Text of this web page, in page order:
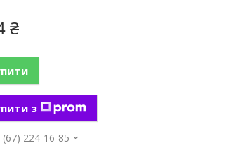
₴
з
(67) 224-16-85